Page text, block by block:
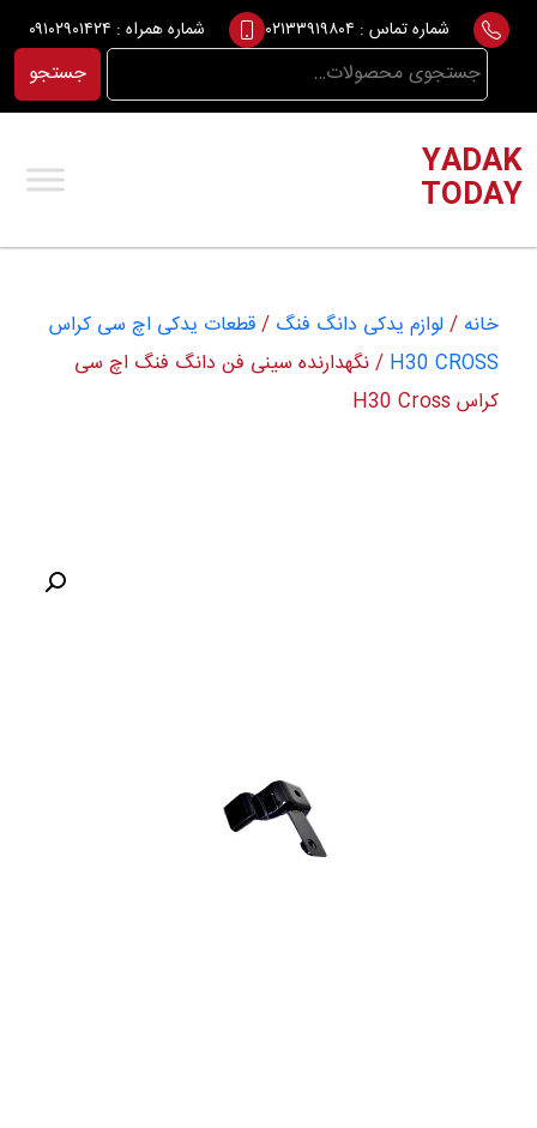
Skip
content
شماره تماس : ۰۲۱۳۳۹۱۹۸۰۴ شماره همراه : ۰۹۱۰۲۹۰۱۴۲۴
جستجو
برای:
جستجو
YADAK
TODAY
خانه / لوازم یدکی دانگ فنگ /قطعات یدکی اچ سی کراس
H30 CROSS / نگهدارنده سینی فن دانگ فنگ اچ سی
کراس H30 Cross